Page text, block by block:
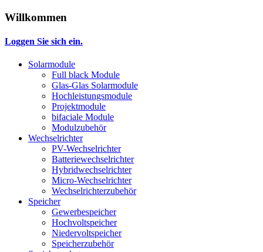
Willkommen
Loggen Sie sich ein.
Solarmodule
Full black Module
Glas-Glas Solarmodule
Hochleistungsmodule
Projektmodule
bifaciale Module
Modulzubehör
Wechselrichter
PV-Wechselrichter
Batteriewechselrichter
Hybridwechselrichter
Micro-Wechselrichter
Wechselrichterzubehör
Speicher
Gewerbespeicher
Hochvoltspeicher
Niedervoltspeicher
Speicherzubehör